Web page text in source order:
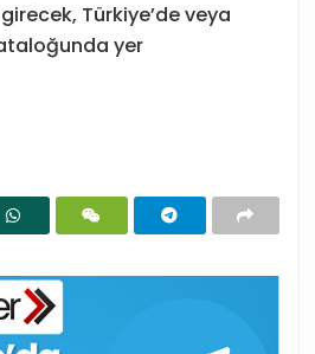
Türkiye’de veya
yer